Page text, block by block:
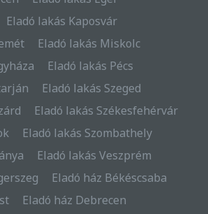
Eladó lakás Kaposvár
Eladó lakás Miskolc
Eladó lakás Pécs
Eladó lakás Szeged
Eladó lakás Székesfehérvár
Eladó lakás Szombathely
Eladó lakás Veszprém
Eladó ház Békéscsaba
Eladó ház Debrecen